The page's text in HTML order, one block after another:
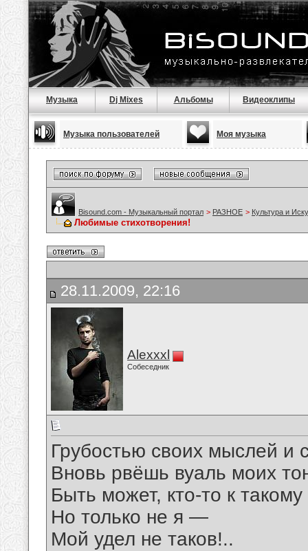
Музыка Dj Mixes Альбомы Видеоклипы
Музыка пользователей Моя музыка
Bisound.com - Музыкальный портал > РАЗНОЕ > Культура и
Любимые стихотворения!
28.11.2009, 22:16
Alexxxl
Собеседник
Грубостью своих мыслей и
Вновь рвёшь вуаль моих
Быть может, кто-то к такому
Но только не я —
Мой удел не таков!..